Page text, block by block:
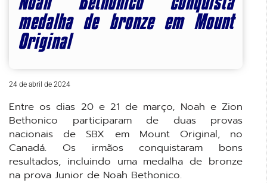
medalha de bronze em Mount
Original
24 de abril de 2024
Entre os dias 20 e 21 de março, Noah e Zion
Bethonico participaram de duas provas
nacionais de SBX em Mount Original, no
Canadá. Os irmãos conquistaram bons
resultados, incluindo uma medalha de bronze
na prova Junior de Noah Bethonico.